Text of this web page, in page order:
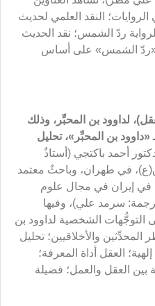
الروايات؛ النقد العلمي لحديث
ردّ الشمس؛ نقد الحديث
«ردّ الشمس» على أساس
لداوود بن المحبِّر، وذلك
«داوود بن المحبِّر»، تحليل
أحمد باكتجي (أستاذٌ
في طهران، وباحثٌ معتمد
إيران في مجال علوم
سرمد علي)، وفيها
التوجُّهات الشخصية لداوود بن
والأخلاقيين؛ تحليل
العقل أداة المعرفة؛
بين العقل والعمل؛ فضيلة